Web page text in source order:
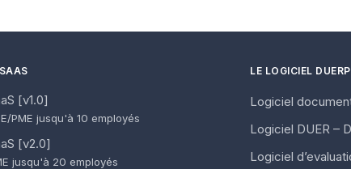
[v1.0]
PME jusqu'à 10 employés
[v2.0]
jusqu'à 20 employés
LE LOGICIEL DUERP
Logiciel
Logiciel DUER –
Logiciel